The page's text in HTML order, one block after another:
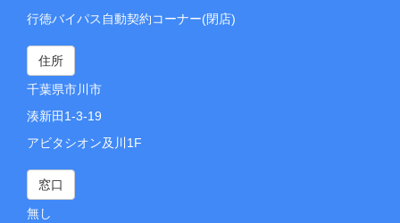
行徳バイパス自動契約コーナー(閉店)
住所
千葉県市川市
湊新田1-3-19
アビタシオン及川1F
窓口
無し